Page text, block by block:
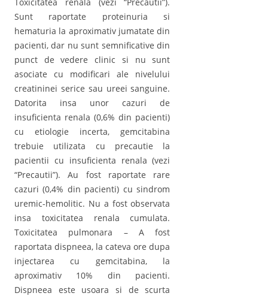
Sunt raportate proteinuria si
hematuria la aproximativ jumatate din
pacienti, dar nu sunt semnificative din
punct de vedere clinic si nu sunt
asociate cu modificari ale nivelului
creatininei serice sau ureei sanguine.
Datorita insa unor cazuri de
insuficienta renala (0,6% din pacienti)
cu etiologie incerta, gemcitabina
trebuie utilizata cu precautie la
pacientii cu insuficienta renala (vezi
“Precautii”). Au fost raportate rare
cazuri (0,4% din pacienti) cu sindrom
uremic-hemolitic. Nu a fost observata
insa toxicitatea renala cumulata.
Toxicitatea pulmonara – A fost
raportata dispneea, la cateva ore dupa
injectarea cu gemcitabina, la
aproximativ 10% din pacienti.
Dispneea este usoara si de scurta